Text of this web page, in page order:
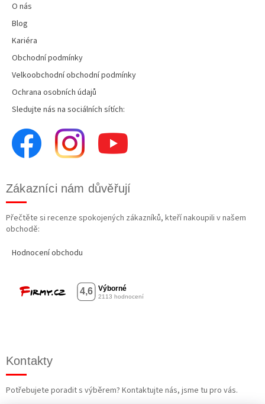
O nás
Blog
Kariéra
Obchodní podmínky
Velkoobchodní obchodní podmínky
Ochrana osobních údajů
Sledujte nás na sociálních sítích:
Zákazníci nám důvěřují
Přečtěte si recenze spokojených zákazníků, kteří nakoupili v našem
obchodě:
Hodnocení obchodu
Kontakty
Potřebujete poradit s výběrem? Kontaktujte nás, jsme tu pro vás.